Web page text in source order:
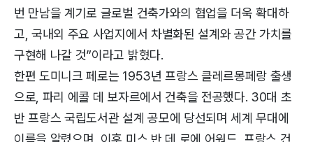
번 만남을 계기로 글로벌 건축가와의 협업을 더욱 확대하
고, 국내외 주요 사업지에서 차별화된 설계와 공간 가치를
구현해 나갈 것”이라고 밝혔다.
한편 도미니크 페로는 1953년 프랑스 클레르몽페랑 출생
으로, 파리 에콜 데 보자르에서 건축을 전공했다. 30대 초
반 프랑스 국립도서관 설계 공모에 당선되며 세계 무대에
이름을 알렸으며, 이후 미스 반 데 로에 어워드, 프랑스 건